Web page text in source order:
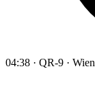
04:38 · QR-9 ·